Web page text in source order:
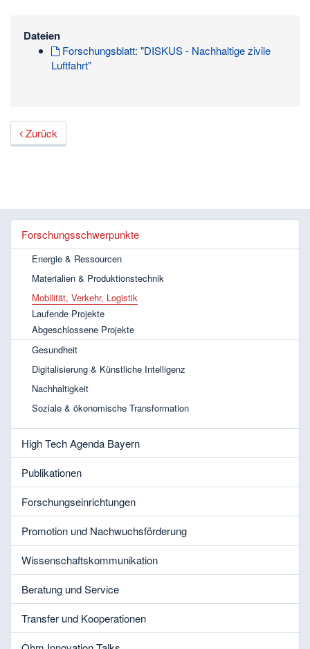
Dateien
Forschungsblatt: "DISKUS - Nachhaltige zivile
Luftfahrt"
Zurück
Forschungsschwerpunkte
Energie & Ressourcen
Materialien & Produktionstechnik
Mobilität, Verkehr, Logistik
Laufende Projekte
Abgeschlossene Projekte
Gesundheit
Digitalisierung & Künstliche Intelligenz
Nachhaltigkeit
Soziale & ökonomische Transformation
High Tech Agenda Bayern
Publikationen
Forschungseinrichtungen
Promotion und Nachwuchsförderung
Wissenschaftskommunikation
Beratung und Service
Transfer und Kooperationen